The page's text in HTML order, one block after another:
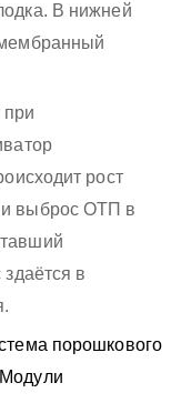
В нижней
рост
выброс ОТП в
здаётся в
порошкового
Модули